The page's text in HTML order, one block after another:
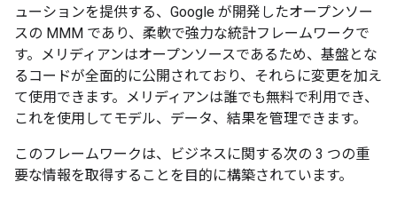
ューションを提供する、Google が開発したオープンソー
スの MMM であり、柔軟で強力な統計フレームワークで
す。メリディアンはオープンソースであるため、基盤とな
るコードが全面的に公開されており、それらに変更を加え
て使用できます。メリディアンは誰でも無料で利用でき、
これを使用してモデル、データ、結果を管理できます。
このフレームワークは、ビジネスに関する次の 3 つの重
要な情報を取得することを目的に構築されています。